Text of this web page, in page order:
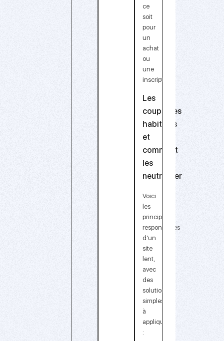
ce
soit
pour
un
achat
ou
une
inscription.
Les
coupables
habituels
et
comment
les
neutraliser
Voici
les
principaux
responsables
d’un
site
lent,
avec
des
solutions
simples
à
appliquer
: